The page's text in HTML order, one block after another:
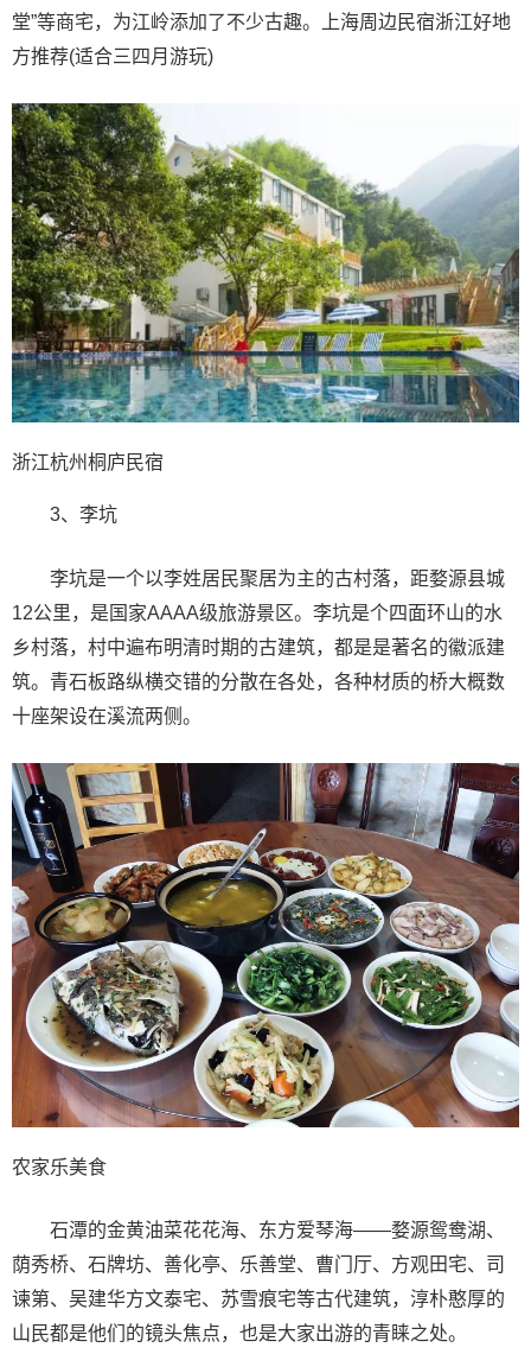
堂”等商宅，为江岭添加了不少古趣。上海周边民宿浙江好地
方推荐(适合三四月游玩)
浙江杭州桐庐民宿
3、李坑
李坑是一个以李姓居民聚居为主的古村落，距婺源县城
12公里，是国家AAAA级旅游景区。李坑是个四面环山的水
乡村落，村中遍布明清时期的古建筑，都是是著名的徽派建
筑。青石板路纵横交错的分散在各处，各种材质的桥大概数
十座架设在溪流两侧。
农家乐美食
石潭的金黄油菜花花海、东方爱琴海——婺源鸳鸯湖、
荫秀桥、石牌坊、善化亭、乐善堂、曹门厅、方观田宅、司
谏第、吴建华方文泰宅、苏雪痕宅等古代建筑，淳朴憨厚的
山民都是他们的镜头焦点，也是大家出游的青睐之处。